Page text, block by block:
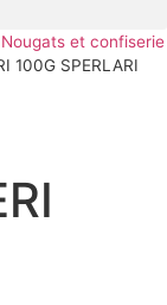
et confiserie
100G SPERLARI